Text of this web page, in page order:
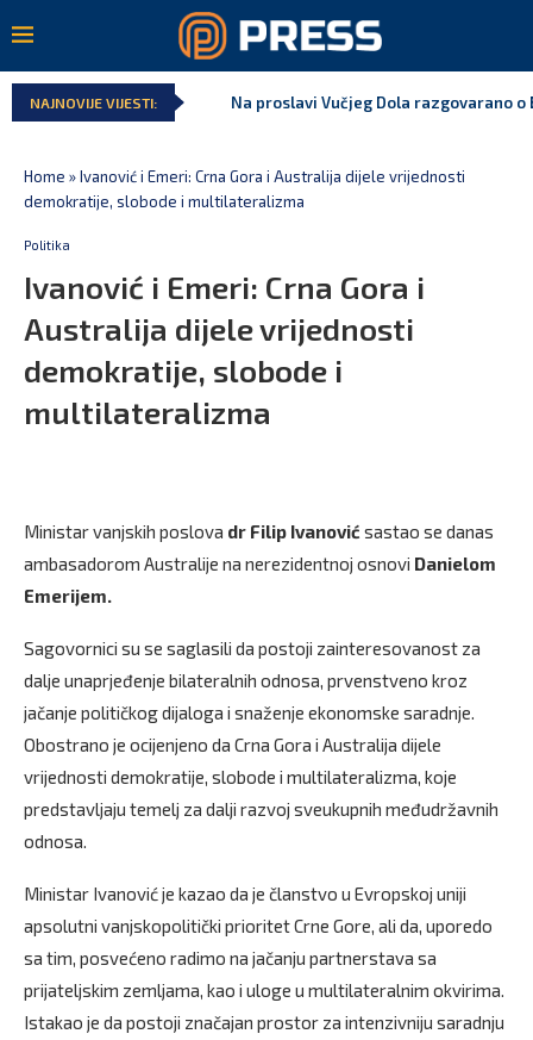
NAJNOVIJE VIJESTI: Na proslavi Vučjeg Dola razgovarano
Home »Ivanović i Emeri: Crna Gora i Australija dijele vrijednosti
demokratije, slobode i multilateralizma
Politika
Ivanović i Emeri: Crna Gora i
Australija dijele vrijednosti
demokratije, slobode i
multilateralizma
Ministar vanjskih poslova dr Filip Ivanović sastao se danas
ambasadorom Australije na nerezidentnoj osnovi Danielom
Emerijem.
Sagovornici su se saglasili da postoji zainteresovanost za
dalje unaprjeđenje bilateralnih odnosa, prvenstveno kroz
jačanje političkog dijaloga i snaženje ekonomske saradnje.
Obostrano je ocijenjeno da Crna Gora i Australija dijele
vrijednosti demokratije, slobode i multilateralizma, koje
predstavljaju temelj za dalji razvoj sveukupnih međudržavnih
odnosa.
Ministar Ivanović je kazao da je članstvo u Evropskoj uniji
apsolutni vanjskopolitički prioritet Crne Gore, ali da, uporedo
sa tim, posvećeno radimo na jačanju partnerstava sa
prijateljskim zemljama, kao i uloge u multilateralnim okvirima.
Istakao je da postoji značajan prostor za intenzivniju saradnju